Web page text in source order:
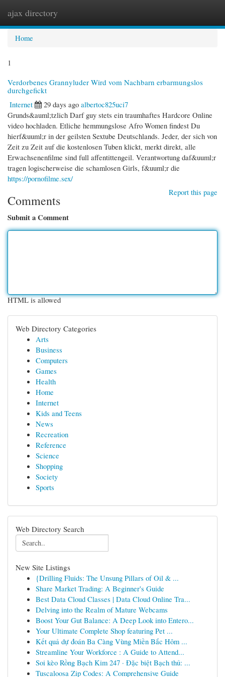
ajax directory
Home
1
Verdorbenes Grannyluder Wird vom Nachbarn erbarmungslos
durchgefickt
Internet
29 days ago albertoc825uci7
Grunds&auml;tzlich Darf guy stets ein traumhaftes Hardcore Online
video hochladen. Etliche hemmungslose Afro Women findest Du
hierf&uuml;r in der geilsten Sextube Deutschlands. Jeder, der sich von
Zeit zu Zeit auf die kostenlosen Tuben klickt, merkt direkt, alle
Erwachsenenfilme sind full affentittengeil. Verantwortung daf&uuml;r
tragen logischerweise die schamlosen Girls, f&uuml;r die
https://pornofilme.sex/
Report this page
Comments
Submit a Comment
HTML is allowed
Web Directory Categories
Arts
Business
Computers
Games
Health
Home
Internet
Kids and Teens
News
Recreation
Reference
Science
Shopping
Society
Sports
Web Directory Search
New Site Listings
{Drilling Fluids: The Unsung Pillars of Oil & ...
Share Market Trading: A Beginner's Guide
Best Data Cloud Classes | Data Cloud Online Tra...
Delving into the Realm of Mature Webcams
Boost Your Gut Balance: A Deep Look into Entero...
Your Ultimate Complete Shop featuring Pet ...
Kết quả dự đoán Ba Càng Vùng Miền Bắc Hôm ...
Streamline Your Workforce : A Guide to Attend...
Soi kèo Rồng Bạch Kim 247 · Đặc biệt Bạch thủ: ...
Tuscaloosa Zip Codes: A Comprehensive Guide